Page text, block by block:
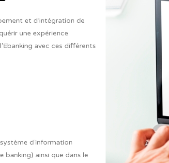
et d’intégration de
une expérience
avec ces différents
d’information
ainsi que dans le